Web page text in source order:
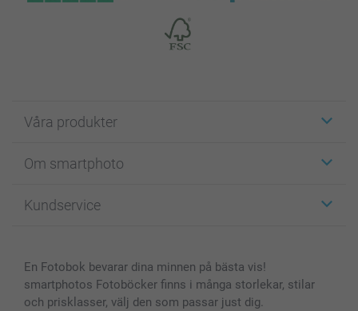
Våra produkter
Fotokort
Fotoböcker
Skal till Mobil & Surfplatta
MyNameBook
Om smartphoto
För affiliates
Sitemap
Villkor och garantier
Kundservice
smartbonus
Priser & betalning
En Fotobok bevarar dina minnen på bästa vis!
smartphotos Fotoböcker finns i många storlekar, stilar
och prisklasser, välj den som passar just dig.